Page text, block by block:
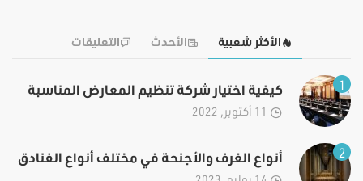
الأكثر شعبية الأحدث التعليقات
1 كيفية اختيار شركة تنظيم المعارض المناسبة
2 أنواع الغرف والأجنحة في مختلف أنواع الفنادق